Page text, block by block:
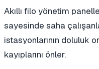
Akıllı filo yönetim
sayesinde saha
istasyonlarının doluluk
kayıplarını önler.